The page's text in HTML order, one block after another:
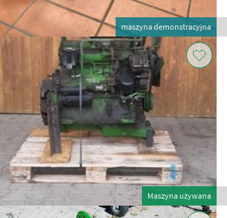
maszyna demonstracyjna
Maszyna używana